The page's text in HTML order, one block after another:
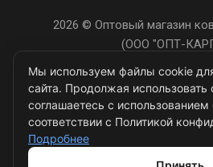
2026 © Оптовый магазин
(ООО "ОПТ-
ИНН:
Мы используем файлы cookie
сайта. Продолжая использовать
соглашаетесь с использованием
соответствии с Политикой
Подробнее